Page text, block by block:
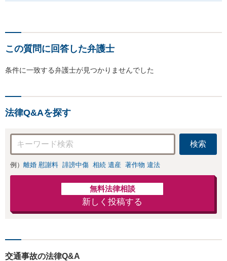
この質問に回答した弁護士
条件に一致する弁護士が見つかりませんでした
法律Q&Aを探す
検索
例） 離婚 慰謝料 誹謗中傷 相続 遺産 著作物 違法
無料法律相談
新しく投稿する
交通事故の法律Q&A